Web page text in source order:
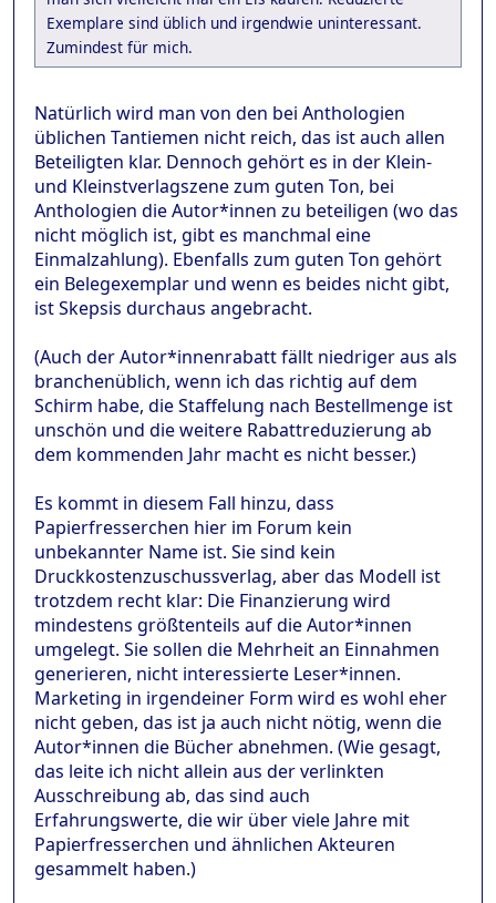
Exemplare sind üblich und irgendwie uninteressant.
Zumindest für mich.
Natürlich wird man von den bei Anthologien
üblichen Tantiemen nicht reich, das ist auch allen
Beteiligten klar. Dennoch gehört es in der Klein-
und Kleinstverlagszene zum guten Ton, bei
Anthologien die Autor*innen zu beteiligen (wo das
nicht möglich ist, gibt es manchmal eine
Einmalzahlung). Ebenfalls zum guten Ton gehört
ein Belegexemplar und wenn es beides nicht gibt,
ist Skepsis durchaus angebracht.
(Auch der Autor*innenrabatt fällt niedriger aus als
branchenüblich, wenn ich das richtig auf dem
Schirm habe, die Staffelung nach Bestellmenge ist
unschön und die weitere Rabattreduzierung ab
dem kommenden Jahr macht es nicht besser.)
Es kommt in diesem Fall hinzu, dass
Papierfresserchen hier im Forum kein
unbekannter Name ist. Sie sind kein
Druckkostenzuschussverlag, aber das Modell ist
trotzdem recht klar: Die Finanzierung wird
mindestens größtenteils auf die Autor*innen
umgelegt. Sie sollen die Mehrheit an Einnahmen
generieren, nicht interessierte Leser*innen.
Marketing in irgendeiner Form wird es wohl eher
nicht geben, das ist ja auch nicht nötig, wenn die
Autor*innen die Bücher abnehmen. (Wie gesagt,
das leite ich nicht allein aus der verlinkten
Ausschreibung ab, das sind auch
Erfahrungswerte, die wir über viele Jahre mit
Papierfresserchen und ähnlichen Akteuren
gesammelt haben.)